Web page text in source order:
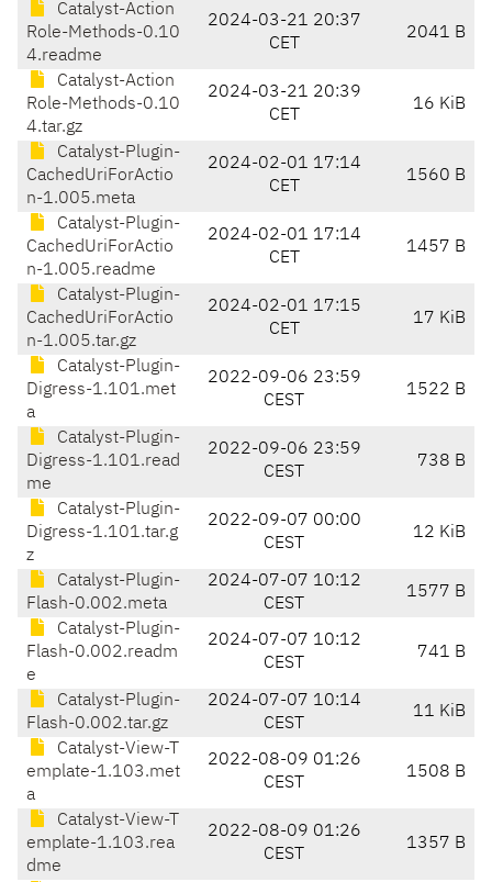
Catalyst-Action
Role-Methods-0.10
4.readme
2024-03-21 20:37
CET
2041 B
Catalyst-Action
Role-Methods-0.10
4.tar.gz
2024-03-21 20:39
CET
16 KiB
Catalyst-Plugin-
CachedUriForActio
n-1.005.meta
2024-02-01 17:14
CET
1560 B
Catalyst-Plugin-
CachedUriForActio
n-1.005.readme
2024-02-01 17:14
CET
1457 B
Catalyst-Plugin-
CachedUriForActio
n-1.005.tar.gz
2024-02-01 17:15
CET
17 KiB
Catalyst-Plugin-
Digress-1.101.met
a
2022-09-06 23:59
CEST
1522 B
Catalyst-Plugin-
Digress-1.101.read
me
2022-09-06 23:59
CEST
738 B
Catalyst-Plugin-
Digress-1.101.tar.g
z
2022-09-07 00:00
CEST
12 KiB
Catalyst-Plugin-
Flash-0.002.meta
2024-07-07 10:12
CEST
1577 B
Catalyst-Plugin-
Flash-0.002.readm
e
2024-07-07 10:12
CEST
741 B
Catalyst-Plugin-
Flash-0.002.tar.gz
2024-07-07 10:14
CEST
11 KiB
Catalyst-View-T
emplate-1.103.met
a
2022-08-09 01:26
CEST
1508 B
Catalyst-View-T
emplate-1.103.rea
dme
2022-08-09 01:26
CEST
1357 B